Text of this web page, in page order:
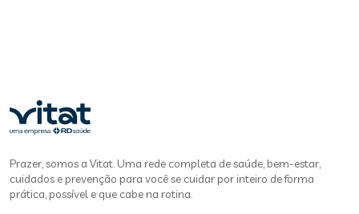
Prazer, somos a Vitat. Uma rede completa de saúde, bem-estar,
cuidados e prevenção para você se cuidar por inteiro de forma
prática, possível e que cabe na rotina.